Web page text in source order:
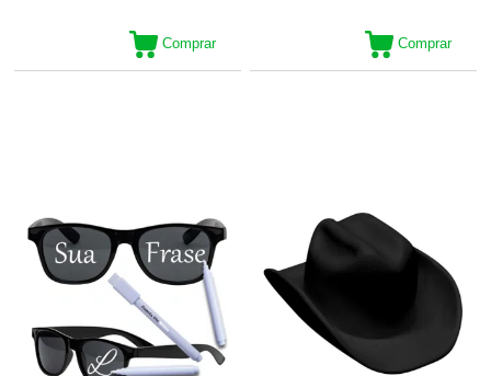
Comprar Comprar